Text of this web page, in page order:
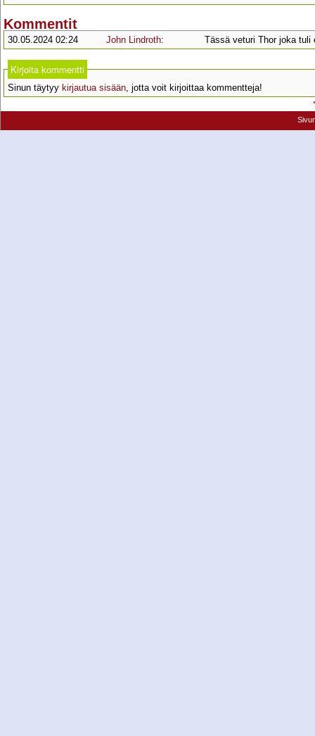
Kommentit
30.05.2024 02:24 John Lindroth: Tässä veturi Thor joka tuli
Kirjoita kommentti
Sinun täytyy kirjautua sisään, jotta voit kirjoittaa kommentteja!